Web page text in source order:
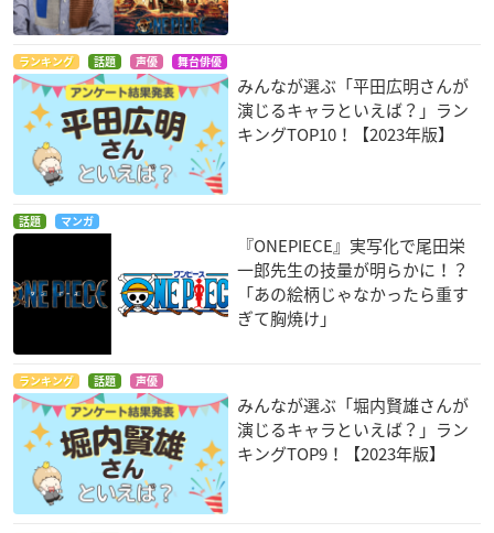
ランキング 話題 声優 舞台俳優
みんなが選ぶ「平田広明さんが
演じるキャラといえば？」ラン
キングTOP10！【2023年版】
話題 マンガ
『ONEPIECE』実写化で尾田栄
一郎先生の技量が明らかに！？
「あの絵柄じゃなかったら重す
ぎて胸焼け」
ランキング 話題 声優
みんなが選ぶ「堀内賢雄さんが
演じるキャラといえば？」ラン
キングTOP9！【2023年版】